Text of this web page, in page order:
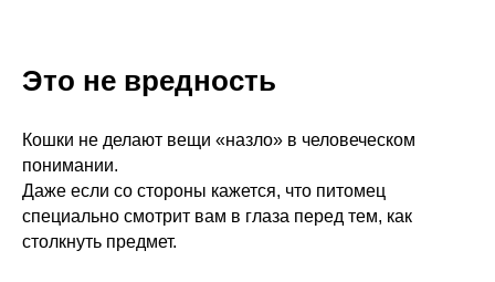
Это не вредность
Кошки не делают вещи «назло» в человеческом
понимании.
Даже если со стороны кажется, что питомец
специально смотрит вам в глаза перед тем, как
столкнуть предмет.